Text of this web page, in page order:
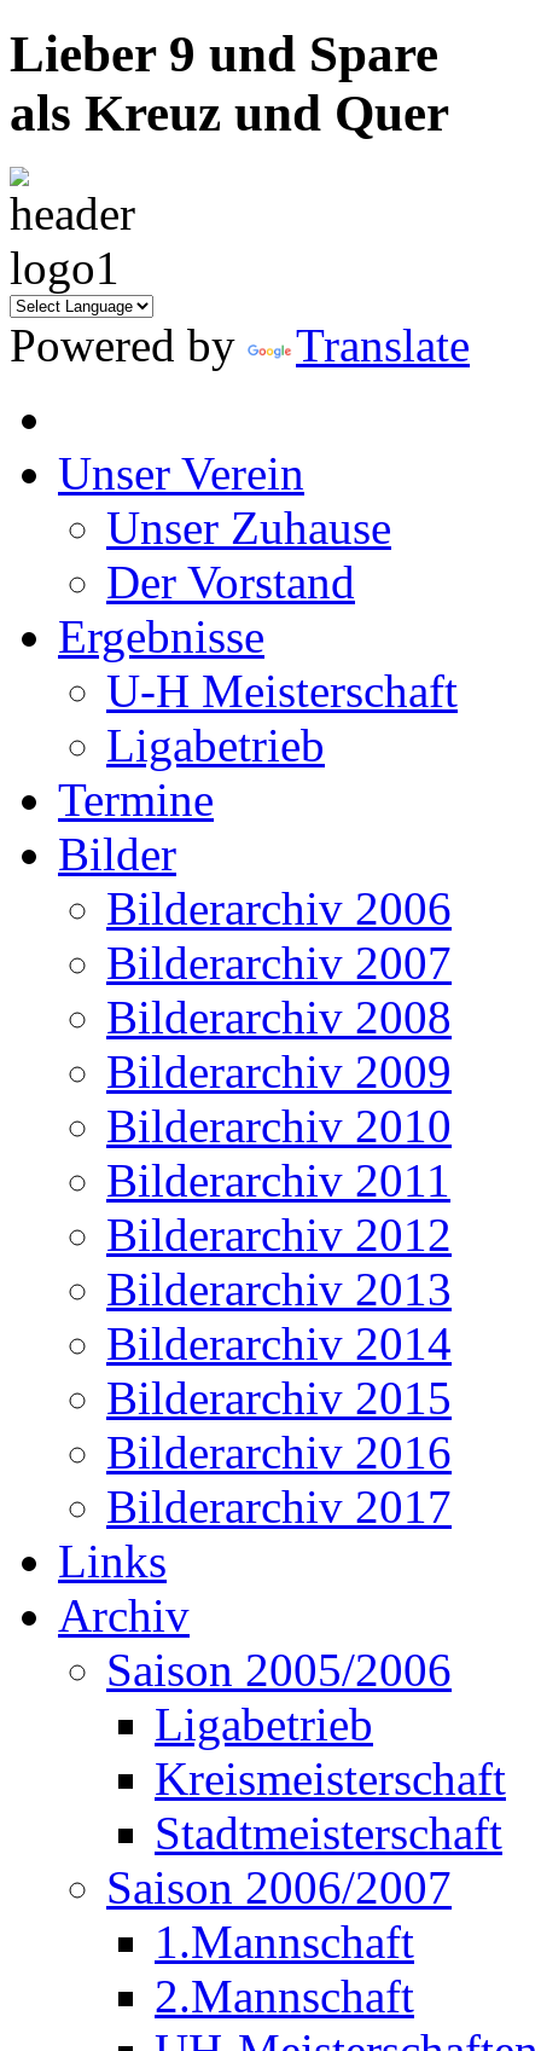
Lieber 9 und Spare
als Kreuz und Quer
Powered by Translate
Unser Verein
Unser Zuhause
Der Vorstand
Ergebnisse
U-H Meisterschaft
Ligabetrieb
Termine
Bilder
Bilderarchiv 2006
Bilderarchiv 2007
Bilderarchiv 2008
Bilderarchiv 2009
Bilderarchiv 2010
Bilderarchiv 2011
Bilderarchiv 2012
Bilderarchiv 2013
Bilderarchiv 2014
Bilderarchiv 2015
Bilderarchiv 2016
Bilderarchiv 2017
Links
Archiv
Saison 2005/2006
Ligabetrieb
Kreismeisterschaft
Stadtmeisterschaft
Saison 2006/2007
1.Mannschaft
2.Mannschaft